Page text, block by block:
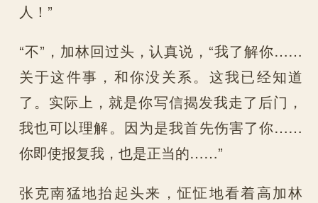
人！”
“不”，加林回过头，认真说，“我了解你……
关于这件事，和你没关系。这我已经知道
了。实际上，就是你写信揭发我走了后门，
我也可以理解。因为是我首先伤害了你……
你即使报复我，也是正当的……”
张克南猛地抬起头来，怔怔地看着高加林